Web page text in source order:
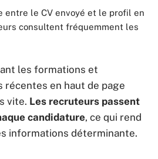
entre le CV envoyé et le profil en
consultent fréquemment les
les formations et
récentes en haut de page
vite. Les recruteurs passent
candidature, ce qui rend
informations déterminante.